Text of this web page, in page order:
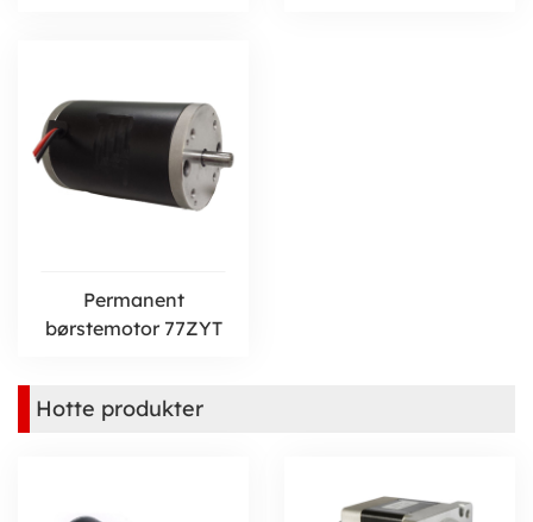
Permanent
børstemotor 77ZYT
Hotte produkter